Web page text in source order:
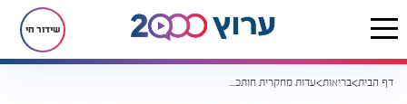
שידור חי
דף הבית בריאות עדות מחקרית חותכת: עישון סיגריות אלקטרוניות מכפיל את הסיכון למחלת ריאות כרונית קטלנית